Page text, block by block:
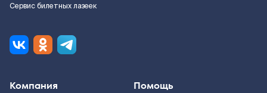
Сервис билетных лазеек
Компания Помощь